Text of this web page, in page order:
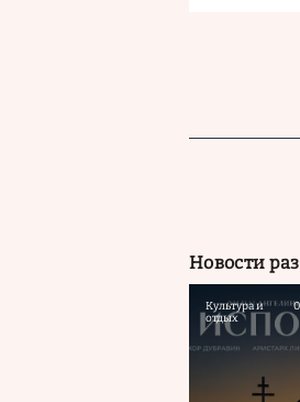
Новости
Культура и
отдых